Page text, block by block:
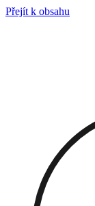
Přejít k obsahu